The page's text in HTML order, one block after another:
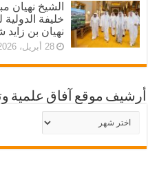
الشيخ نهيان
خليفة
نهيان بن زايد
28 أبريل، 2026
أرشيف موقع آفاق علمية
أرشيف
موقع